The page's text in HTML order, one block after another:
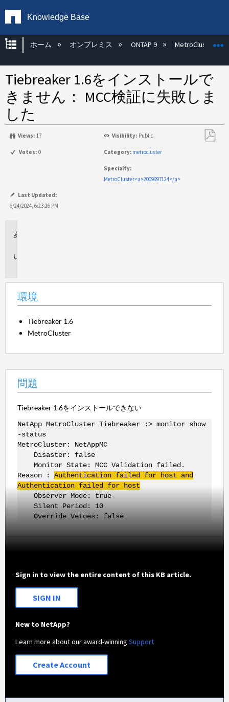
Knowledge Base
グローバル階層を展開/折りたたむ
ホーム オンプレミス ONTAP 9 MetroCluster
Tiebreaker 1.6をインストールで
きません： MCC検証に失敗しま
した
Views: 17 Visibility: Public
Votes: 0 Category: metrocluster
Specialty:
MetroCluster<a>2009997124</a>
Last Updated:
6/24/2024, 6:23:26 PM
環境
Tiebreaker 1.6
MetroCluster
問題
Tiebreaker 1.6をインストールできない
NetApp MetroCluster Tiebreaker :> monitor show
-status
MetroCluster: NetAppMC
Disaster: false
Monitor State: MCC Validation failed.
Reason : Authentication failed for host and
Authentication failed for host
Observer Mode: true
Silent Period: 10
Override Vetoes: false
Sign in to view the entire content of this KB article.
SIGN IN
New to NetApp?
Learn more about our award-winningSupport
Create Account